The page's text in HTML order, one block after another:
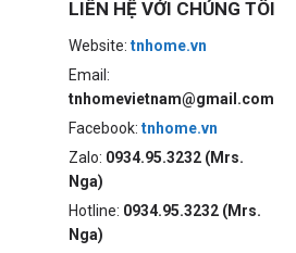
LIÊN HỆ VỚI CHÚNG TÔI
Website: tnhome.vn
Email:
tnhomevietnam@gmail.com
Facebook: tnhome.vn
Zalo: 0934.95.3232 (Mrs.
Nga)
Hotline: 0934.95.3232 (Mrs.
Nga)